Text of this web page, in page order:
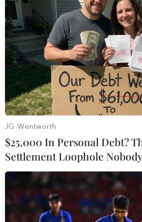
#Giá trần khí đốt
#Hợp đồng tương
#Đe dọa nguồn cung
#Bộ trưởng
#Thị trường khí đốt châu Âu
Séc
JG Wentworth
$25,000 In Personal Debt?
Settlement Loophole